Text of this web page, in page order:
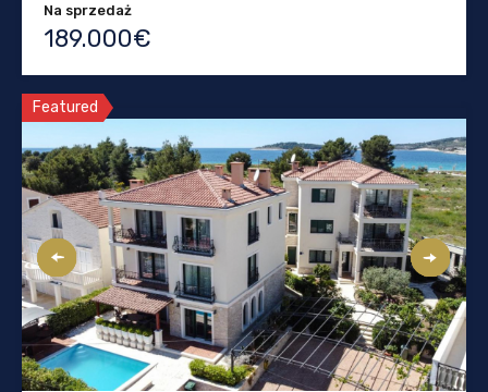
Na sprzedaż
189.000€
Featured